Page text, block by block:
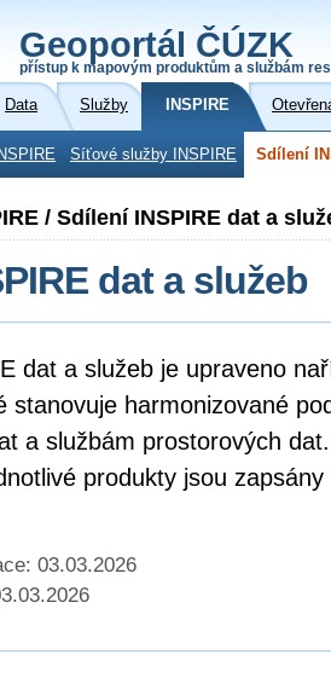
Geoportál ČÚZK
přístup k mapovým produktům a službám
Data Služby INSPIRE
Síťové služby INSPIRE Sdílení
/ Sdílení INSPIRE dat a
dat a služeb
dat a služeb je upraveno
stanovuje harmonizované
a službám prostorových
produkty jsou
03.03.2026